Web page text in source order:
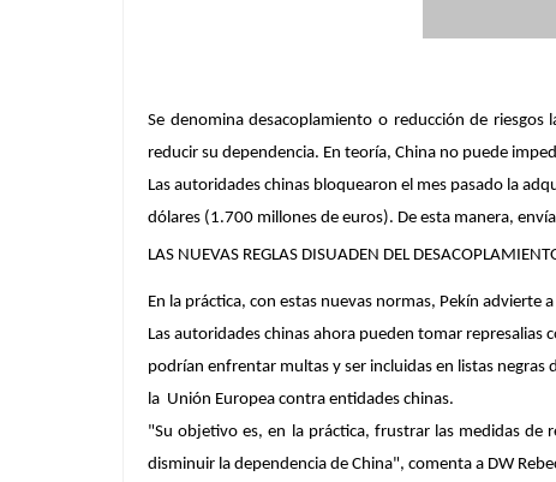
Se denomina desacoplamiento o reducción de
reducir su dependencia. En teoría, China no puede
Las autoridades chinas bloquearon el mes pasado la
dólares (1.700 millones de euros). De esta manera,
LAS NUEVAS REGLAS DISUADEN DEL
En la práctica, con estas nuevas normas, Pekín advierte
Las autoridades chinas ahora pueden tomar
podrían enfrentar multas y ser incluidas en listas negras
la Unión Europea contra entidades chinas.
"Su objetivo es, en la práctica, frustrar las medidas de
disminuir la dependencia de China", comenta a DW